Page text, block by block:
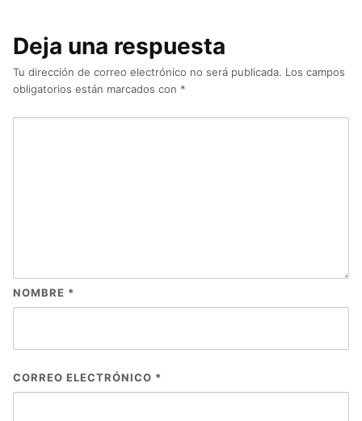
Deja una respuesta
Tu dirección de correo electrónico no será publicada. Los campos
obligatorios están marcados con *
NOMBRE *
CORREO ELECTRÓNICO *